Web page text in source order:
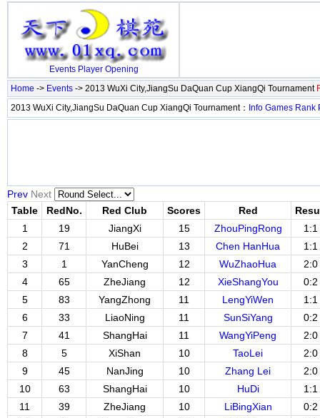
Events Player Opening
Home -> Events -> 2013 WuXi City,JiangSu DaQuan Cup XiangQi Tournament
2013 WuXi City,JiangSu DaQuan Cup XiangQi Tournament： Info Games Rank
Prev Next
Table
RedNo. Red Club Scores Red
1
19 JiangXi 15 ZhouPingRong
1:1
2
71 HuBei 13 Chen HanHua
1:1
3
1 YanCheng 12 WuZhaoHua
2:0
4
65 ZheJiang 12 XieShangYou
0:2
5
83 YangZhong 11 LengYiWen
1:1
6
33 LiaoNing 11 SunSiYang
0:2
7
41 ShangHai 11 WangYiPeng
2:0
8
5 XiShan 10 TaoLei
2:0
9
45 NanJing 10 Zhang Lei
2:0
10
63 ShangHai 10 HuDi
1:1
11
39 ZheJiang 10 LiBingXian
0:2